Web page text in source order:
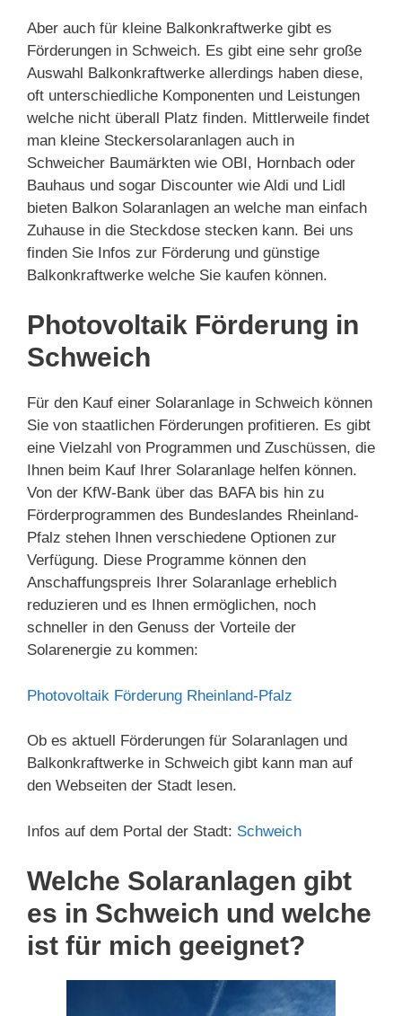
Aber auch für kleine Balkonkraftwerke gibt es
Förderungen in Schweich. Es gibt eine sehr große
Auswahl Balkonkraftwerke allerdings haben diese,
oft unterschiedliche Komponenten und Leistungen
welche nicht überall Platz finden. Mittlerweile findet
man kleine Steckersolaranlagen auch in
Schweicher Baumärkten wie OBI, Hornbach oder
Bauhaus und sogar Discounter wie Aldi und Lidl
bieten Balkon Solaranlagen an welche man einfach
Zuhause in die Steckdose stecken kann. Bei uns
finden Sie Infos zur Förderung und günstige
Balkonkraftwerke welche Sie kaufen können.
Photovoltaik Förderung in
Schweich
Für den Kauf einer Solaranlage in Schweich können
Sie von staatlichen Förderungen profitieren. Es gibt
eine Vielzahl von Programmen und Zuschüssen, die
Ihnen beim Kauf Ihrer Solaranlage helfen können.
Von der KfW-Bank über das BAFA bis hin zu
Förderprogrammen des Bundeslandes Rheinland-
Pfalz stehen Ihnen verschiedene Optionen zur
Verfügung. Diese Programme können den
Anschaffungspreis Ihrer Solaranlage erheblich
reduzieren und es Ihnen ermöglichen, noch
schneller in den Genuss der Vorteile der
Solarenergie zu kommen:
Photovoltaik Förderung Rheinland-Pfalz
Ob es aktuell Förderungen für Solaranlagen und
Balkonkraftwerke in Schweich gibt kann man auf
den Webseiten der Stadt lesen.
Infos auf dem Portal der Stadt: Schweich
Welche Solaranlagen gibt
es in Schweich und welche
ist für mich geeignet?